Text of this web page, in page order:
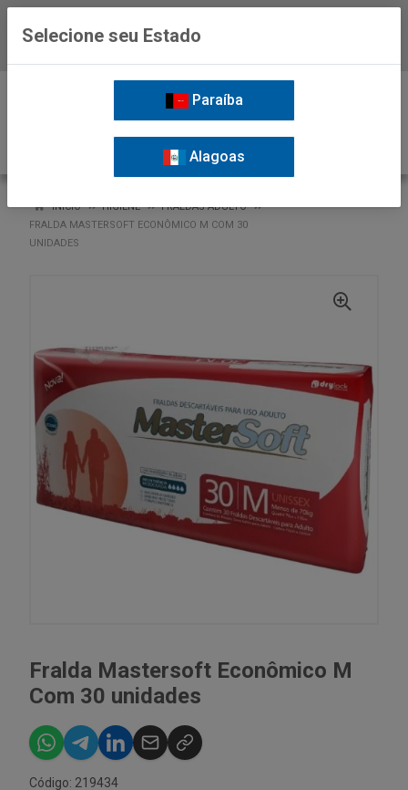
INÍCIO HIGIENE
FRALDAS ADULTO
FRALDA MASTERSOFT ECONÔMICO M COM 30
UNIDADES
Fralda Mastersoft Econômico M
Com 30 unidades
Código: 219434
Selecione seu Estado
Paraíba
Alagoas